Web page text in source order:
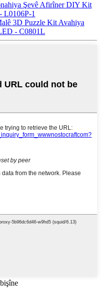
Şevê Afirîner DIY Kit
L0106P-1
3D Puzzle Kit Avahiya
- C0801L